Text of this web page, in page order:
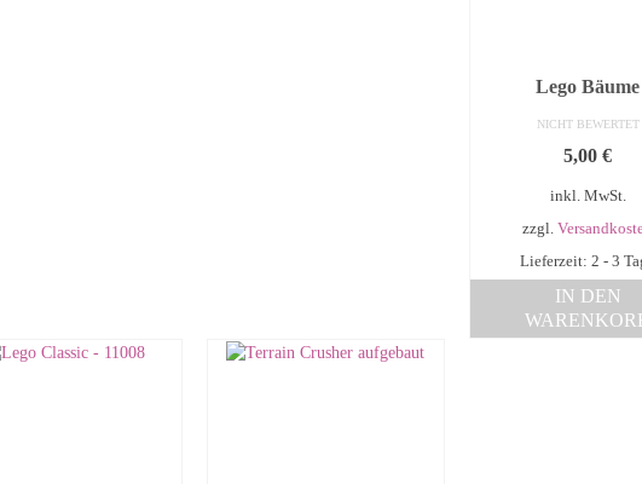
Lego Bäume
NICHT BEWERTET
5,00€
inkl. MwSt.
zzgl.
Lieferzeit: 2 - 3
IN DEN